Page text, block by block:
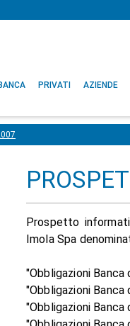
PRIVATI AZIENDE
Prospetto
Imola Spa
"Obbligazioni
"Obbligazioni Banca
"Obbligazioni